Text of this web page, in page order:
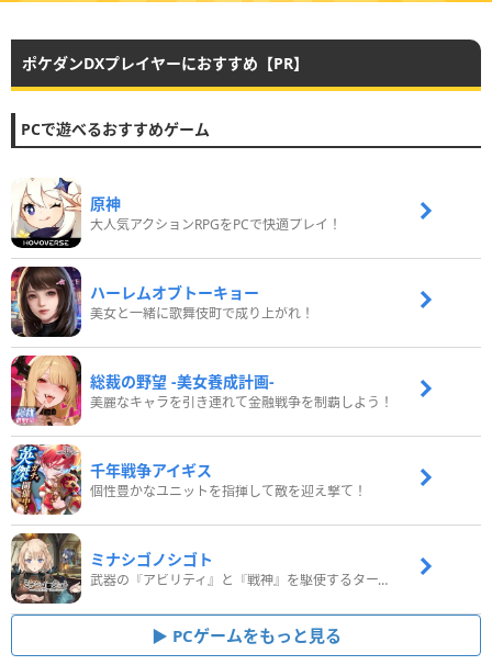
ポケダンDXプレイヤーにおすすめ【PR】
PCで遊べるおすすめゲーム
原神
大人気アクションRPGをPCで快適プレイ！
ハーレムオブトーキョー
美女と一緒に歌舞伎町で成り上がれ！
総裁の野望 -美女養成計画-
美麗なキャラを引き連れて金融戦争を制覇しよう！
千年戦争アイギス
個性豊かなユニットを指揮して敵を迎え撃て！
ミナシゴノシゴト
武器の『アビリティ』と『戦神』を駆使するターン制コマンドバトルRPG！
PCゲームをもっと見る